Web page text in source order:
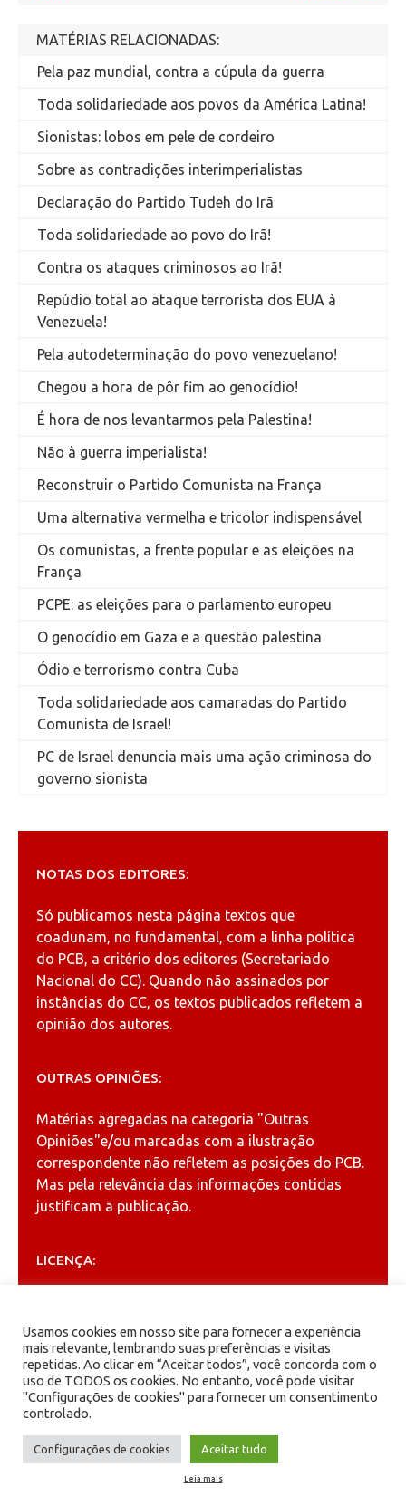
MATÉRIAS RELACIONADAS:
Pela paz mundial, contra a cúpula da guerra
Toda solidariedade aos povos da América Latina!
Sionistas: lobos em pele de cordeiro
Sobre as contradições interimperialistas
Declaração do Partido Tudeh do Irã
Toda solidariedade ao povo do Irã!
Contra os ataques criminosos ao Irã!
Repúdio total ao ataque terrorista dos EUA à
Venezuela!
Pela autodeterminação do povo venezuelano!
Chegou a hora de pôr fim ao genocídio!
É hora de nos levantarmos pela Palestina!
Não à guerra imperialista!
Reconstruir o Partido Comunista na França
Uma alternativa vermelha e tricolor indispensável
Os comunistas, a frente popular e as eleições na
França
PCPE: as eleições para o parlamento europeu
O genocídio em Gaza e a questão palestina
Ódio e terrorismo contra Cuba
Toda solidariedade aos camaradas do Partido
Comunista de Israel!
PC de Israel denuncia mais uma ação criminosa do
governo sionista
NOTAS DOS EDITORES:
Só publicamos nesta página textos que
coadunam, no fundamental, com a linha política
do PCB, a critério dos editores (Secretariado
Nacional do CC). Quando não assinados por
instâncias do CC, os textos publicados refletem a
opinião dos autores.
OUTRAS OPINIÕES:
Matérias agregadas na categoria "Outras
Opiniões"e/ou marcadas com a ilustração
correspondente não refletem as posições do PCB.
Mas pela relevância das informações contidas
justificam a publicação.
LICENÇA:
Creative Commons
ARQUIVOS
Arquivos
PCB - Partido Comunista Brasileiro.
Usamos cookies em nosso site para fornecer a experiência
mais relevante, lembrando suas preferências e visitas
repetidas. Ao clicar em “Aceitar todos”, você concorda com o
uso de TODOS os cookies. No entanto, você pode visitar
"Configurações de cookies" para fornecer um consentimento
controlado.
Configurações de cookies Aceitar tudo
Leia mais